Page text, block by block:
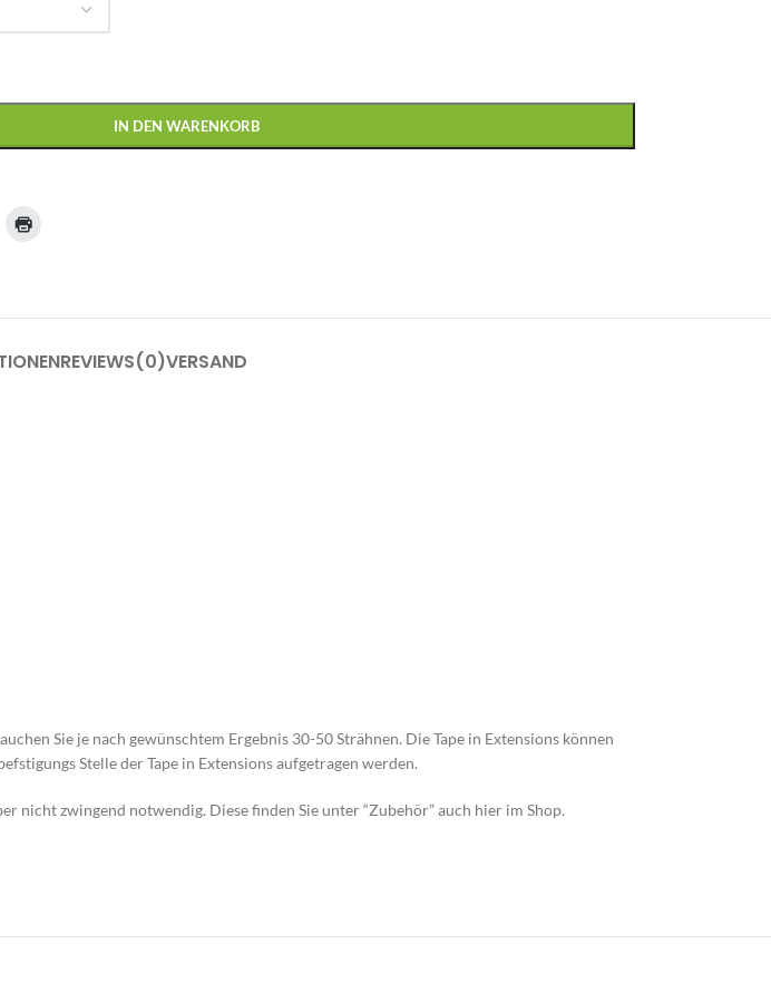
IN DEN WARENKORB
REVIEWS(0)VERSAND
Sie je nach gewünschtem Ergebnis 30-50 Strähnen. Die Tape in Extensions können
Stelle der Tape in Extensions aufgetragen werden.
nicht zwingend notwendig. Diese finden Sie unter “Zubehör” auch hier im Shop.